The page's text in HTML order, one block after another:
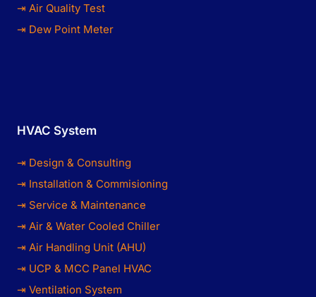
⇥ Air Quality Test
⇥ Dew Point Meter
HVAC System
⇥ Design & Consulting
⇥ Installation & Commisioning
⇥ Service & Maintenance
⇥ Air & Water Cooled Chiller
⇥ Air Handling Unit (AHU)
⇥ UCP & MCC Panel HVAC
⇥ Ventilation System